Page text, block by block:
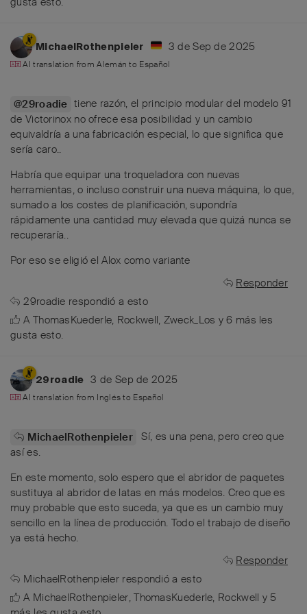
MichaelRothenpieler 3 de Sep de 2025
AI translation fromAlemán to Español
@29roadie tiene razón, el principio modular del modelo 91
de Victorinox no ofrece esa posibilidad y un cambio
equivaldría a una fabricación especial, lo que significa que
sería caro..
Habría que equipar una troqueladora con nuevas
herramientas, o incluso construir una nueva máquina, lo que,
sumado a los costes de planificación, supondría
rápidamente una cantidad muy elevada que quizá nunca se
recuperaría..
Por eso se eligió el Alox como variante
Responder
29roadie respondió a esto
A ThomasKuederle, Rockwell, Zweck_Los y6 más les
gusta esto.
29roadie 3 de Sep de 2025
AI translation from Inglésto Español
MichaelRothenpieler Sí, es una pena, pero creo que
así es.
En este momento, solo espero que el abridor de paquetes
sustituya al abridor de latas en más modelos. Creo que es
muy probable que esto suceda, ya que es un cambio muy
sencillo en la línea de producción. Todo el trabajo de diseño
ya está hecho.
Responder
MichaelRothenpieler respondió a esto
A MichaelRothenpieler,ThomasKuederle, Rockwell y 5